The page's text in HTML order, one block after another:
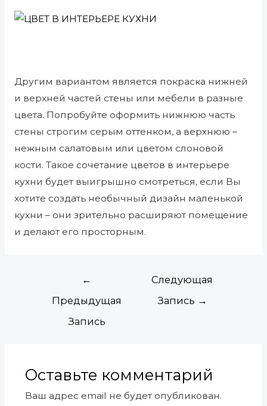
Другим вариантом является покраска нижней
и верхней частей стены или мебели в разные
цвета. Попробуйте оформить нижнюю часть
стены строгим серым оттенком, а верхнюю –
нежным салатовым или цветом слоновой
кости. Такое сочетание цветов в интерьере
кухни будет выигрышно смотреться, если Вы
хотите создать необычный дизайн маленькой
кухни – они зрительно расширяют помещение
и делают его просторным.
←
Предыдущая
Запись
Следующая
Запись →
Оставьте комментарий
Ваш адрес email не будет опубликован.